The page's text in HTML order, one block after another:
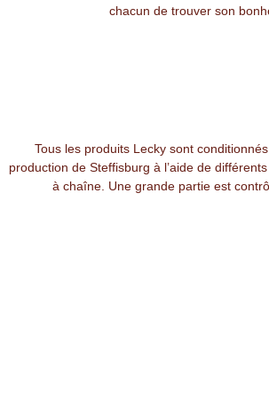
chacun de trouver son
Tous les produits Lecky sont
production de Steffisburg à l’aide de
à chaîne. Une grande partie est